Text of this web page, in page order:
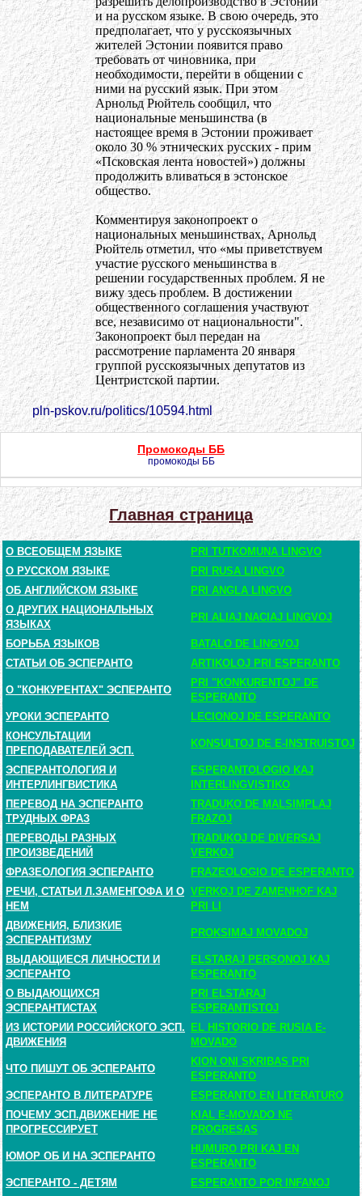
и на русском языке. В свою очередь, это
предполагает, что у русскоязычных
жителей Эстонии появится право
требовать от чиновника, при
необходимости, перейти в общении с
ними на русский язык. При этом
Арнольд Рюйтель сообщил, что
национальные меньшинства (в
настоящее время в Эстонии проживает
около 30 % этнических русских - прим
«Псковская лента новостей») должны
продолжить вливаться в эстонское
общество.
Комментируя законопроект о
национальных меньшинствах, Арнольд
Рюйтель отметил, что «мы приветствуем
участие русского меньшинства в
решении государственных проблем. Я не
вижу здесь проблем. В достижении
общественного соглашения участвуют
все, независимо от национальности".
Законопроект был передан на
рассмотрение парламента 20 января
группой русскоязычных депутатов из
Центристской партии.
pln-pskov.ru/politics/10594.html
Промокоды ББ
промокоды ББ
Главная страница
О ВСЕОБЩЕМ ЯЗЫКЕ
PRI TUTKOMUNA LINGVO
О РУССКОМ ЯЗЫКЕ
PRI RUSA LINGVO
ОБ АНГЛИЙСКОМ ЯЗЫКЕ
PRI ANGLA LINGVO
О ДРУГИХ НАЦИОНАЛЬНЫХ
ЯЗЫКАХ
PRI ALIAJ NACIAJ LINGVOJ
БОРЬБА ЯЗЫКОВ
BATALO DE LINGVOJ
СТАТЬИ ОБ ЭСПЕРАНТО
ARTIKOLOJ PRI ESPERANTO
О "КОНКУРЕНТАХ" ЭСПЕРАНТО
PRI "KONKURENTOJ" DE
ESPERANTO
УРОКИ ЭСПЕРАНТО
LECIONOJ DE ESPERANTO
КОНСУЛЬТАЦИИ
ПРЕПОДАВАТЕЛЕЙ ЭСП.
KONSULTOJ DE E-INSTRUISTOJ
ЭСПЕРАНТОЛОГИЯ И
ИНТЕРЛИНГВИСТИКА
ESPERANTOLOGIO KAJ
INTERLINGVISTIKO
ПЕРЕВОД НА ЭСПЕРАНТО
ТРУДНЫХ ФРАЗ
TRADUKO DE MALSIMPLAJ
FRAZOJ
ПЕРЕВОДЫ РАЗНЫХ
ПРОИЗВЕДЕНИЙ
TRADUKOJ DE DIVERSAJ
VERKOJ
ФРАЗЕОЛОГИЯ ЭСПЕРАНТО
FRAZEOLOGIO DE ESPERANTO
РЕЧИ, СТАТЬИ Л.ЗАМЕНГОФА И О
НЕМ
VERKOJ DE ZAMENHOF KAJ
PRI LI
ДВИЖЕНИЯ, БЛИЗКИЕ
ЭСПЕРАНТИЗМУ
PROKSIMAJ MOVADOJ
ВЫДАЮЩИЕСЯ ЛИЧНОСТИ И
ЭСПЕРАНТО
ELSTARAJ PERSONOJ KAJ
ESPERANTO
О ВЫДАЮЩИХСЯ
ЭСПЕРАНТИСТАХ
PRI ELSTARAJ
ESPERANTISTOJ
ИЗ ИСТОРИИ РОССИЙСКОГО ЭСП.
ДВИЖЕНИЯ
EL HISTORIO DE RUSIA E-
MOVADO
ЧТО ПИШУТ ОБ ЭСПЕРАНТО
KION ONI SKRIBAS PRI
ESPERANTO
ЭСПЕРАНТО В ЛИТЕРАТУРЕ
ESPERANTO EN LITERATURO
ПОЧЕМУ ЭСП.ДВИЖЕНИЕ НЕ
ПРОГРЕССИРУЕТ
KIAL E-MOVADO NE
PROGRESAS
ЮМОР ОБ И НА ЭСПЕРАНТО
HUMURO PRI KAJ EN
ESPERANTO
ЭСПЕРАНТО - ДЕТЯМ
ESPERANTO POR INFANOJ